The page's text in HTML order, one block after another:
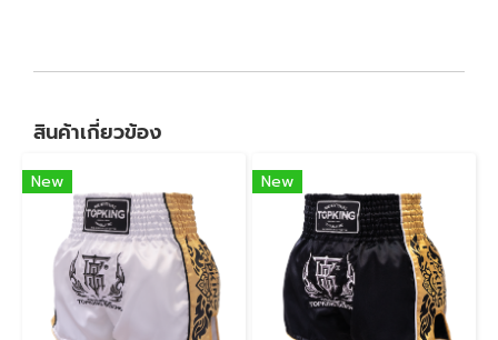
สินค้าเกี่ยวข้อง
New New